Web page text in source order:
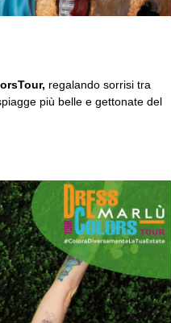
regalando sorrisi tra
più belle e gettonate del